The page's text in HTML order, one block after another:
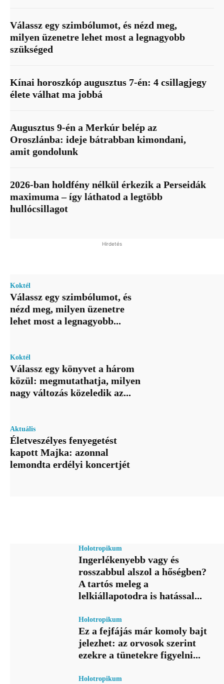
Válassz egy szimbólumot, és nézd meg,
milyen üzenetre lehet most a legnagyobb
szükséged
Kínai horoszkóp augusztus 7-én: 4 csillagjegy
élete válhat ma jobbá
Augusztus 9-én a Merkúr belép az
Oroszlánba: ideje bátrabban kimondani,
amit gondolunk
2026-ban holdfény nélkül érkezik a Perseidák
maximuma – így láthatod a legtöbb
hullócsillagot
Hirdetés
Koktél
Válassz egy szimbólumot, és
nézd meg, milyen üzenetre
lehet most a legnagyobb...
Koktél
Válassz egy könyvet a három
közül: megmutathatja, milyen
nagy változás közeledik az...
Aktuális
Életveszélyes fenyegetést
kapott Majka: azonnal
lemondta erdélyi koncertjét
Holotropikum
Ingerlékenyebb vagy és
rosszabbul alszol a hőségben?
A tartós meleg a
lelkiállapotodra is hatással...
Holotropikum
Ez a fejfájás már komoly bajt
jelezhet: az orvosok szerint
ezekre a tünetekre figyelni...
Holotropikum